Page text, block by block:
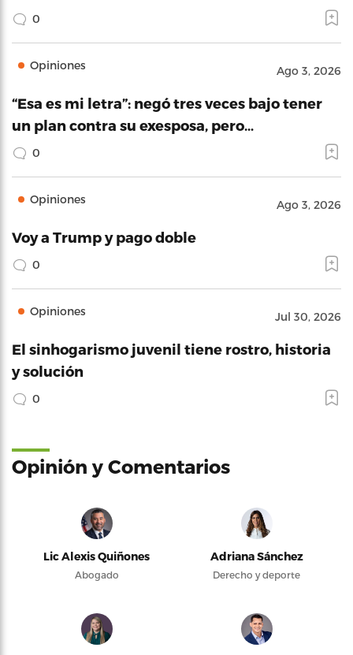
0
Opiniones Ago 3, 2026
“Esa es mi letra”: negó tres veces bajo tener
un plan contra su exesposa, pero…
0
Opiniones Ago 3, 2026
Voy a Trump y pago doble
0
Opiniones Jul 30, 2026
El sinhogarismo juvenil tiene rostro, historia
y solución
0
Opinión y Comentarios
Lic Alexis Quiñones
Abogado
Adriana Sánchez
Derecho y deporte